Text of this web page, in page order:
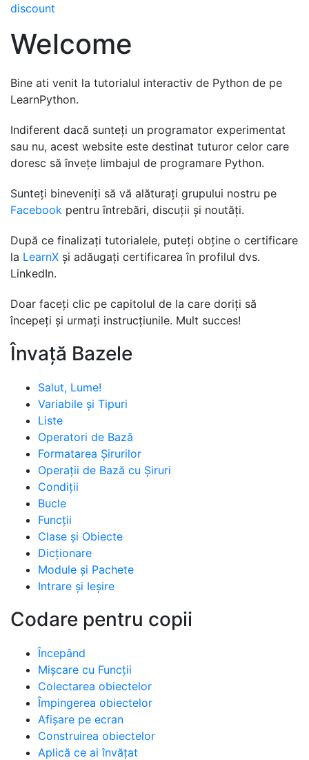
discount
Welcome
Bine ati venit la tutorialul interactiv de Python de pe
LearnPython.
Indiferent dacă sunteți un programator experimentat
sau nu, acest website este destinat tuturor celor care
doresc să învețe limbajul de programare Python.
Sunteți bineveniți să vă alăturați grupului nostru pe
Facebook pentru întrebări, discuții și noutăți.
După ce finalizați tutorialele, puteți obține o certificare
la LearnX și adăugați certificarea în profilul dvs.
LinkedIn.
Doar faceți clic pe capitolul de la care doriți să
începeți și urmați instrucțiunile. Mult succes!
Învață Bazele
Salut, Lume!
Variabile și Tipuri
Liste
Operatori de Bază
Formatarea Șirurilor
Operații de Bază cu Șiruri
Condiții
Bucle
Funcții
Clase și Obiecte
Dicționare
Module și Pachete
Intrare și Ieșire
Codare pentru copii
Începând
Mișcare cu Funcții
Colectarea obiectelor
Împingerea obiectelor
Afișare pe ecran
Construirea obiectelor
Aplică ce ai învățat